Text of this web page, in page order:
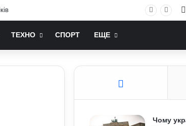
ТЕХНО СПОРТ ЕЩЕ
Чому